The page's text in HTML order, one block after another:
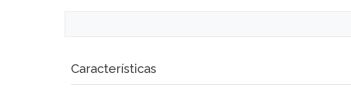
Características